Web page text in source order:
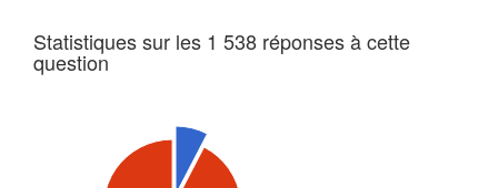
Statistiques sur les 1 538 réponses à cette
question